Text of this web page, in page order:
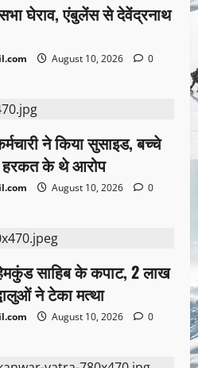
घेराव, एंबुलेंस से देवेंद्रनाथ
August 10, 2026
0
ने किया सुसाइड, बच्चे
हरकत के थे आरोप
August 10, 2026
0
साहिब के कपाट, 2 लाख
ने टेका मत्था
August 10, 2026
0